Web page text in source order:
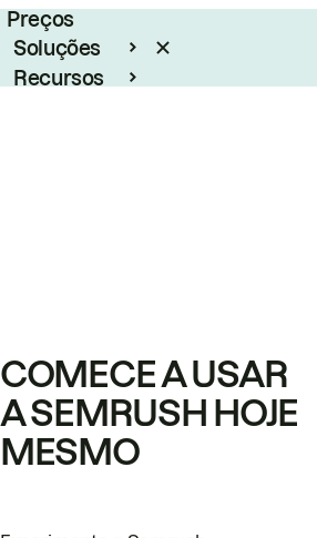
Preços
Soluções
Recursos
COMECE A USAR
A SEMRUSH HOJE
MESMO